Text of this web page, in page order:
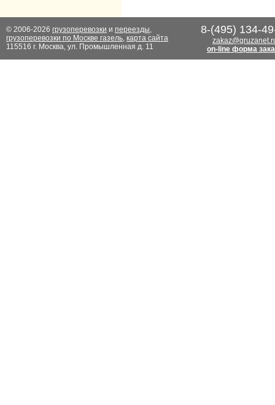
© 2006-2026 грузоперевозки и переезды,
грузоперевозки по Москве газель, карта сайта
115516 г. Москва, ул. Промышленная д. 11
8-(495) 134-
on-line форма